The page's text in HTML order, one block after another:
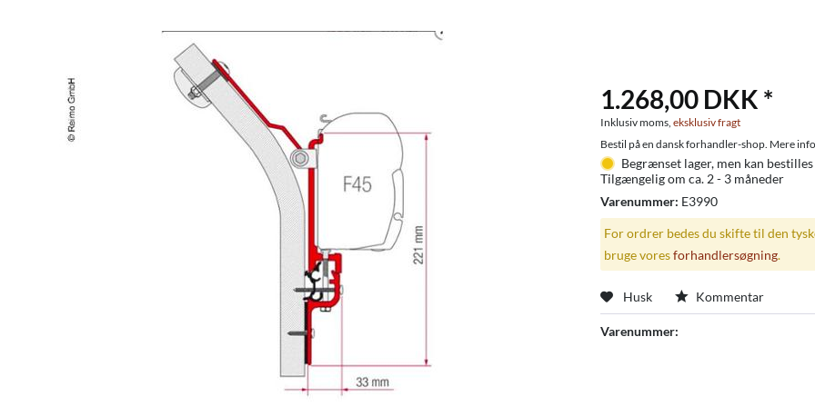
1.268,00 DKK *
Inklusiv moms, eksklusiv fragt
Bestil på en dansk forhandler-shop. Mere
Begrænset lager, men kan bestilles
Tilgængelig om ca. 2 - 3 måneder
Varenummer: E3990
For ordrer bedes du skifte til den
bruge voresforhandlersøgning.
Husk Kommentar
Varenummer: